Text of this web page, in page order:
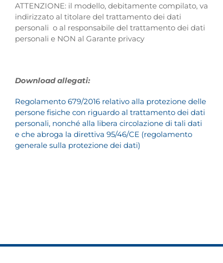
ATTENZIONE: il modello, debitamente compilato, va
indirizzato al titolare del trattamento dei dati
personali o al responsabile del trattamento dei dati
personali e NON al Garante privacy
Download allegati:
Regolamento 679/2016 relativo alla protezione delle
persone fisiche con riguardo al trattamento dei dati
personali, nonché alla libera circolazione di tali dati
e che abroga la direttiva 95/46/CE (regolamento
generale sulla protezione dei dati)